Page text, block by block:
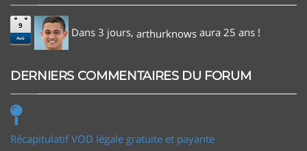
9
Aoû Dans 3 jours, arthurknows aura 25 ans !
DERNIERS COMMENTAIRES DU FORUM
Récapitulatif VOD légale gratuite et payante